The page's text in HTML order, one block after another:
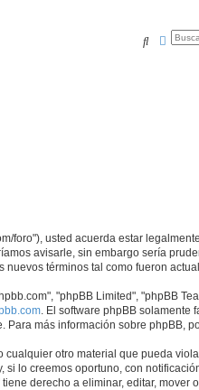
Buscar
foro"), usted acuerda estar
avisarle, sin embargo sería
términos tal como fueron
"phpBB Limited", "phpBB
. El software phpBB solamente
más información sobre phpBB,
otro material que pueda
lo creemos oportuno, con
derecho a eliminar, editar,